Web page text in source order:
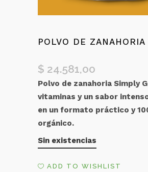
POLVO DE ZANAHORIA
$ 24.581,00
Polvo de zanahoria Simply
vitaminas y un sabor
en un formato práctico y
orgánico.
Sin existencias
ADD TO WISHLIST